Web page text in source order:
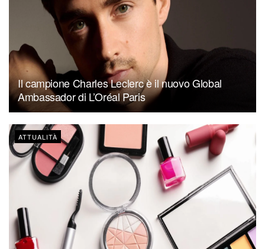
Il campione Charles Leclerc è il nuovo Global
Ambassador di L’Oréal Paris
ATTUALITÀ